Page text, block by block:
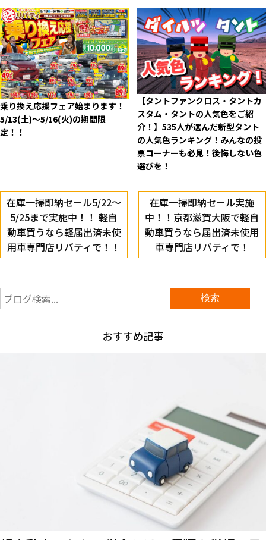
乗り換え応援フェア始まります！
5/13(土)～5/16(火)の期間限
定！！
【タントファンクロス・タントカ
スタム・タントの人気色をご紹
介！】535人が選んだ新型タント
の人気色ランキング！みんなの投
票コーナーも必見！後悔しない色
選びを！
在庫一掃即納セール5/22～
5/25まで実施中！！ 軽自
動車買うなら軽届出済未使
用車専門店リバティで！！
在庫一掃即納セール実施
中！！京都滋賀大阪で軽自
動車買うなら届出済未使用
車専門店リバティで！
おすすめ記事